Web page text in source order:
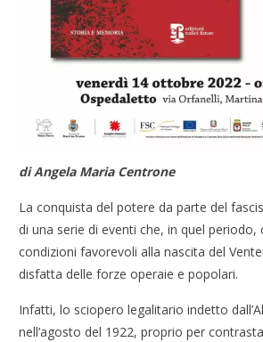
di Angela Maria Centrone
La conquista del potere da parte del
di una serie di eventi che, in quel periodo,
condizioni favorevoli alla nascita del
disfatta delle forze operaie e popolari.
Infatti, lo sciopero legalitario indetto
nell’agosto del 1922, proprio per